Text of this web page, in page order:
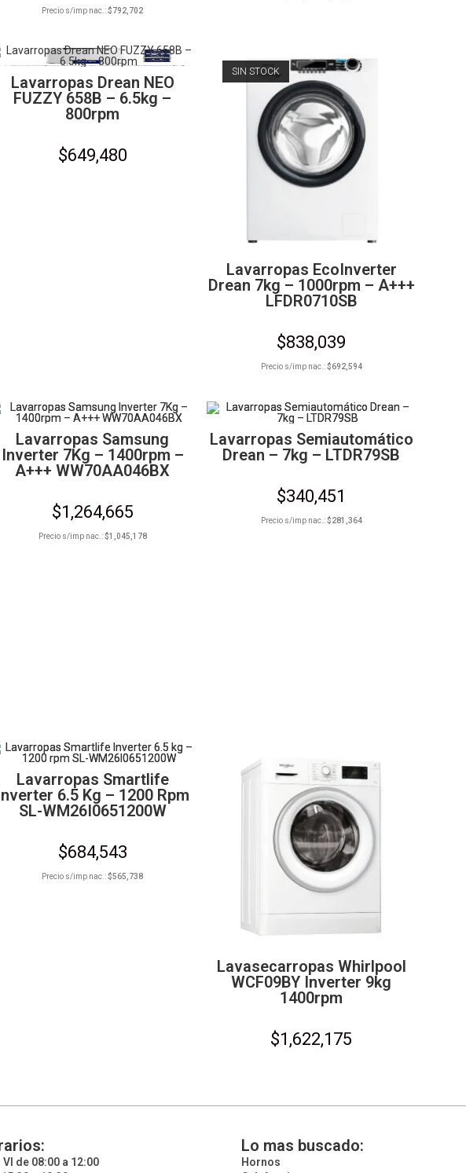
Precio s/imp nac.:$792,702
Lavarropas Drean NEO
FUZZY 658B – 6.5kg –
800rpm
$649,480
SIN STOCK
Lavarropas EcoInverter
Drean 7kg – 1000rpm – A+++
LFDR0710SB
$838,039
Precio s/imp nac.:$692,594
Lavarropas Samsung
Inverter 7Kg – 1400rpm –
A+++ WW70AA046BX
$1,264,665
Precio s/imp nac.:$1,045,178
Lavarropas Semiautomático
Drean – 7kg – LTDR79SB
$340,451
Precio s/imp nac.:$281,364
Lavarropas Smartlife
6.5 Kg – 1200 Rpm
SL-WM26I0651200W
$684,543
Precio s/imp nac.:$565,738
Lavasecarropas Whirlpool
WCF09BY Inverter 9kg
1400rpm
$1,622,175
VI de 08:00 a 12:00
Lo mas buscado:
Hornos